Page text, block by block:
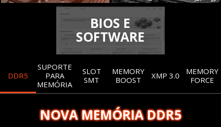
BIOS E
SOFTWARE
DDR5
SUPORTE
PARA
MEMÓRIA
SLOT
SMT
MEMORY
BOOST
XMP 3.0
MEMORY
FORCE
NOVA MEMÓRIA DDR5